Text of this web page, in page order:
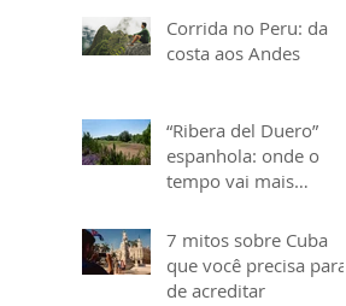
Corrida no Peru: da
costa aos Andes
“Ribera del Duero”
espanhola: onde o
tempo vai mais
7 mitos sobre Cuba
que você precisa parar
de acreditar